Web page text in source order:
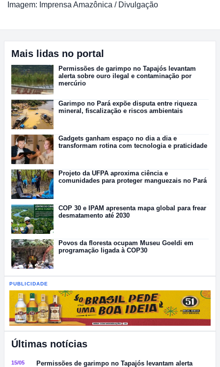
Imagem: Imprensa Amazônica / Divulgação
Mais lidas no portal
Permissões de garimpo no Tapajós levantam
alerta sobre ouro ilegal e contaminação por
mercúrio
Garimpo no Pará expõe disputa entre riqueza
mineral, fiscalização e riscos ambientais
Gadgets ganham espaço no dia a dia e
transformam rotina com tecnologia e praticidade
Projeto da UFPA aproxima ciência e
comunidades para proteger manguezais no Pará
COP 30 e IPAM apresenta mapa global para frear
desmatamento até 2030
Povos da floresta ocupam Museu Goeldi em
programação ligada à COP30
PUBLICIDADE
Últimas notícias
15/05 Permissões de garimpo no Tapajós levantam alerta